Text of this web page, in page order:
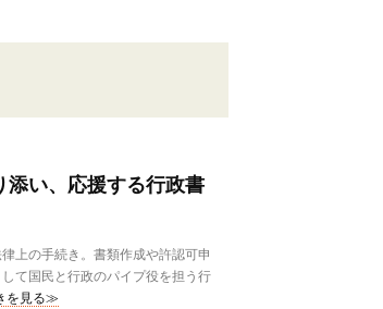
添い、応援する行政書
上の手続き。書類作成や許認可申
て国民と行政のパイプ役を担う行
を見る≫